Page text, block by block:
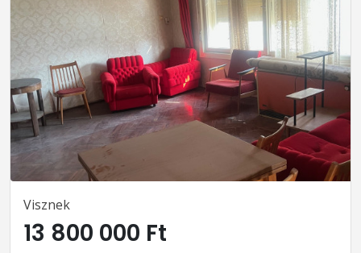
Visznek
13 800 000 Ft